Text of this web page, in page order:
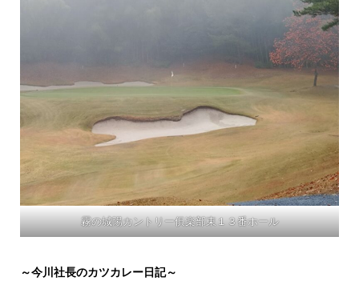
霧の城陽カントリー俱楽部東１３番ホール
～今川社長のカツカレー日記～